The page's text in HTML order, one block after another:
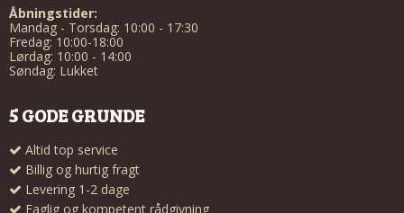
Åbningstider:
Mandag - Torsdag: 10:00 - 17:30
Fredag: 10:00-18:00
Lørdag: 10:00 - 14:00
Søndag: Lukket
5 GODE GRUNDE
Altid top service
Billig og hurtig fragt
Levering 1-2 dage
Faglig og kompetent rådgivning